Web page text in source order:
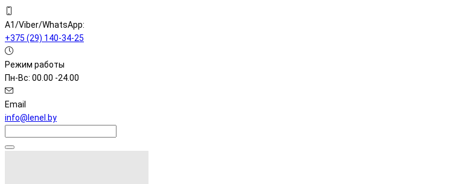
A1/Viber/WhatsApp:
+375 (29) 140-34-25
Режим работы
Пн-Вс: 00.00 -24.00
Email
info@lenel.by